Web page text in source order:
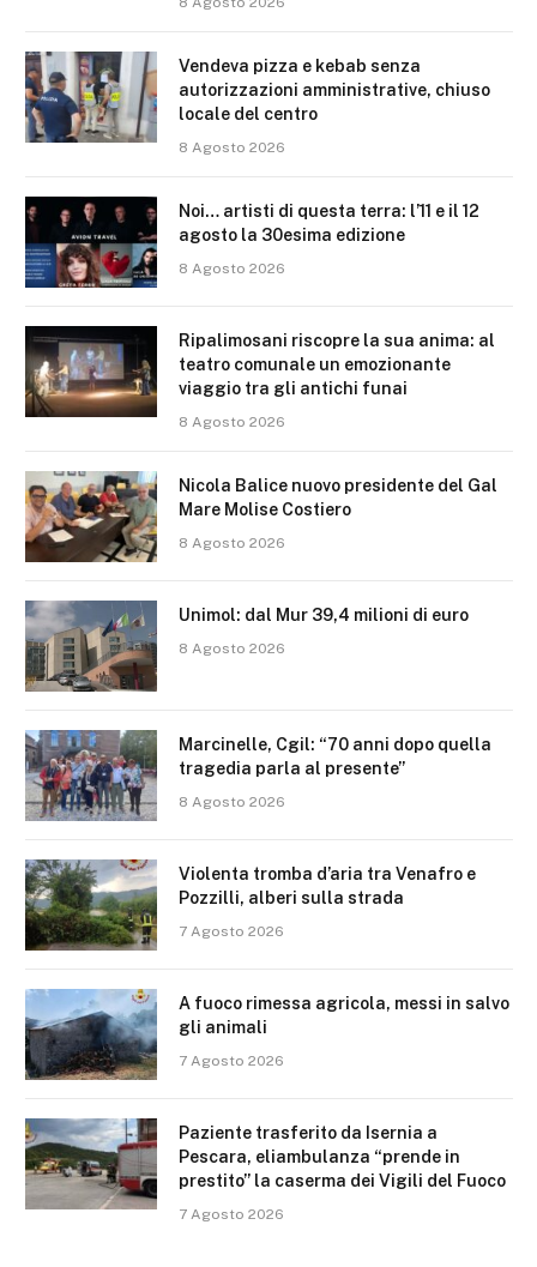
Vendeva pizza e kebab senza
autorizzazioni amministrative, chiuso
locale del centro
8 Agosto 2026
Noi… artisti di questa terra: l’11 e il 12
agosto la 30esima edizione
8 Agosto 2026
Ripalimosani riscopre la sua anima: al
teatro comunale un emozionante
viaggio tra gli antichi funai
8 Agosto 2026
Nicola Balice nuovo presidente del Gal
Mare Molise Costiero
8 Agosto 2026
Unimol: dal Mur 39,4 milioni di euro
8 Agosto 2026
Marcinelle, Cgil: “70 anni dopo quella
tragedia parla al presente”
8 Agosto 2026
Violenta tromba d’aria tra Venafro e
Pozzilli, alberi sulla strada
7 Agosto 2026
A fuoco rimessa agricola, messi in salvo
gli animali
7 Agosto 2026
Paziente trasferito da Isernia a
Pescara, eliambulanza “prende in
prestito” la caserma dei Vigili del Fuoco
7 Agosto 2026